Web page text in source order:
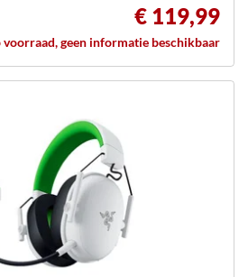
€ 119,99
voorraad, geen informatie beschikbaar